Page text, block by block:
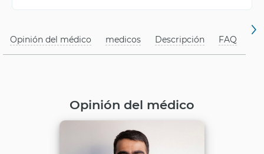
Opinión del médico medicos Descripción FAQ
Opinión del médico